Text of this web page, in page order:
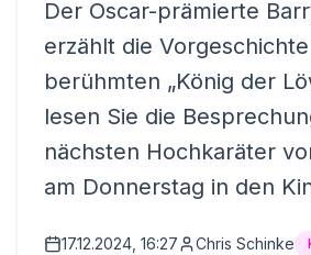
Der Oscar-prämierte
erzählt die
berühmten „König der
lesen Sie die
nächsten Hochkaräter
am Donnerstag in den
17.12.2024, 16:27 Chris Schinke